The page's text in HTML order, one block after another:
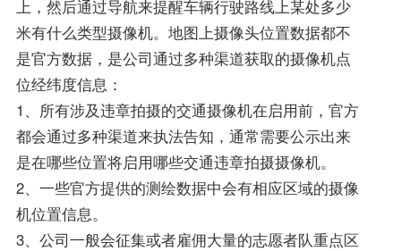
上，然后通过导航来提醒车辆行驶路线上某处多少
米有什么类型摄像机。地图上摄像头位置数据都不
是官方数据，是公司通过多种渠道获取的摄像机点
位经纬度信息：
1、所有涉及违章拍摄的交通摄像机在启用前，官方
都会通过多种渠道来执法告知，通常需要公示出来
是在哪些位置将启用哪些交通违章拍摄摄像机。
2、一些官方提供的测绘数据中会有相应区域的摄像
机位置信息。
3、公司一般会征集或者雇佣大量的志愿者队重点区